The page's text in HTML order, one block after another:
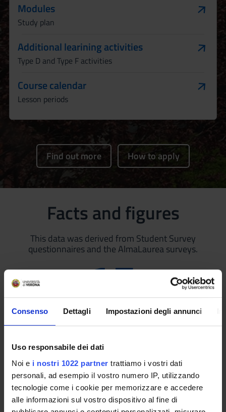
Consenso Dettagli Impostazioni degli annunci
Uso responsabile dei dati
Noi e i nostri 1022 partner trattiamo i vostri dati
personali, ad esempio il vostro numero IP, utilizzando
tecnologie come i cookie per memorizzare e accedere
alle informazioni sul vostro dispositivo al fine di
Modules
Study plan
Additional learining activities
Type D and Type F activities
Course calendar
Lesson periods
Find out more How to apply
Facts and figures
This data was derived from Student Survey
questionnaires and the AlmaLaurea surveys.
17
Student/teaching staff ratio(2023/2024)
93%
Overall programme satisfaction(2023)